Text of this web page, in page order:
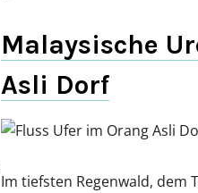
Malaysische
Asli Dorf
Im tiefsten Regenwald, dem